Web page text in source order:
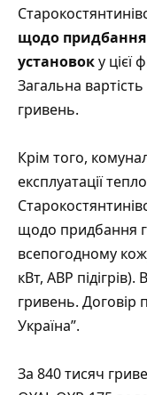
щодо придбання
установоку цієї
Загальна
гривень.
Крім того,
експлуатації
щодо придбання
всепогодному
кВт, АВР
гривень. Договір
Україна”.
За 840 тисяч